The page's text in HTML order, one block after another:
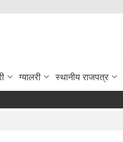
ग्यालरी स्थानीय राजपत्र